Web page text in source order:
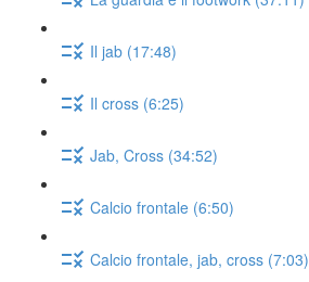
Il jab (17:48)
Il cross (6:25)
Jab, Cross (34:52)
Calcio frontale (6:50)
Calcio frontale, jab, cross (7:03)